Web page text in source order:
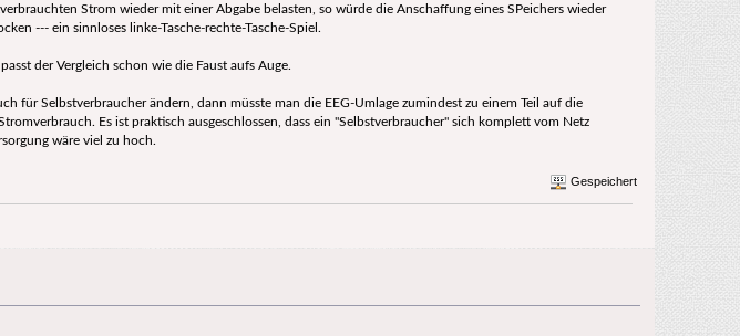
Strom wieder mit einer Abgabe belasten, so würde die Anschaffung eines SPeichers wieder
--- ein sinnloses linke-Tasche-rechte-Tasche-Spiel.
der Vergleich schon wie die Faust aufs Auge.
für Selbstverbraucher ändern, dann müsste man die EEG-Umlage zumindest zu einem Teil auf die
Es ist praktisch ausgeschlossen, dass ein "Selbstverbraucher" sich komplett vom Netz
wäre viel zu hoch.
Gespeichert